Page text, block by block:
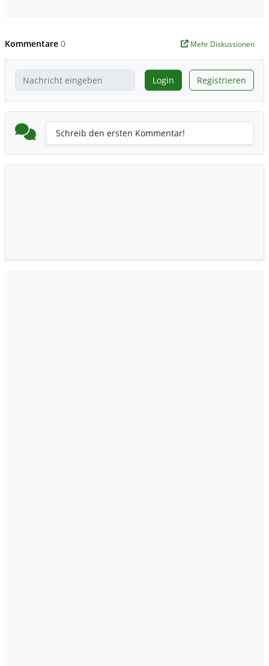
Kommentare 0 Mehr Diskussionen
Login Registrieren
Schreib den ersten Kommentar!